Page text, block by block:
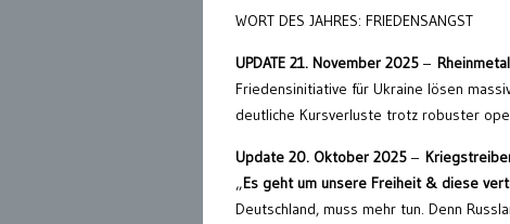
WORT DES JAHRES: FRIEDENSANGST
UPDATE 21. November 2025 –
Friedensinitiative für Ukraine lösen
deutliche Kursverluste trotz robuster
Update 20. Oktober 2025 –
„Es geht um unsere Freiheit & diese
Deutschland, muss mehr tun. Denn